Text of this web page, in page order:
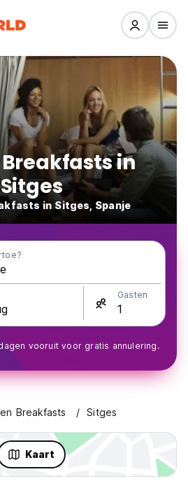
in
Sitges
in Sitges, Spanje
Gasten
vooruit voor gratis annulering.
Breakfasts Sitges
Kaart